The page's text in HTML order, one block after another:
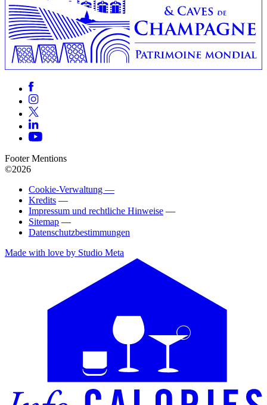
Footer Mentions
©2026
Cookie-Verwaltung —
Kredits —
Impressum und rechtliche Hinweise —
Sitemap —
Datenschutzbestimmungen
Made with love by Studio Meta